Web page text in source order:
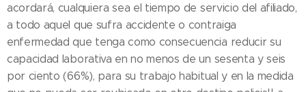
acordará, cualquiera sea el tiempo de servicio del afiliado,
a todo aquel que sufra accidente o contraiga
enfermedad que tenga como consecuencia reducir su
capacidad laborativa en no menos de un sesenta y seis
por ciento (66%), para su trabajo habitual y en la medida